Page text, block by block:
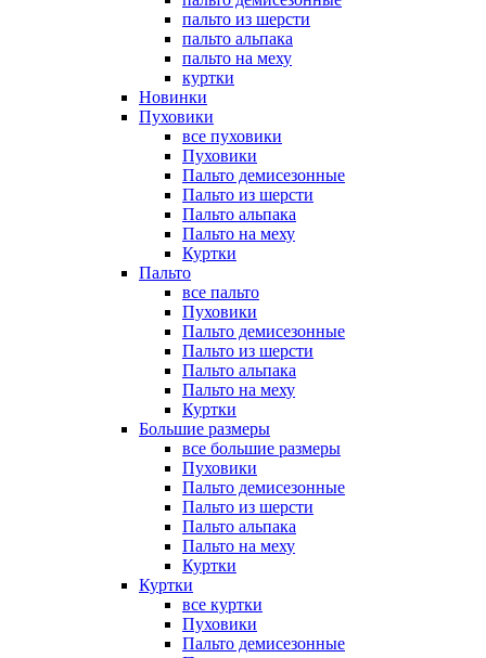
пальто из шерсти
пальто альпака
пальто на меху
куртки
Новинки
Пуховики
все пуховики
Пуховики
Пальто демисезонные
Пальто из шерсти
Пальто альпака
Пальто на меху
Куртки
Пальто
все пальто
Пуховики
Пальто демисезонные
Пальто из шерсти
Пальто альпака
Пальто на меху
Куртки
Большие размеры
все большие размеры
Пуховики
Пальто демисезонные
Пальто из шерсти
Пальто альпака
Пальто на меху
Куртки
Куртки
все куртки
Пуховики
Пальто демисезонные